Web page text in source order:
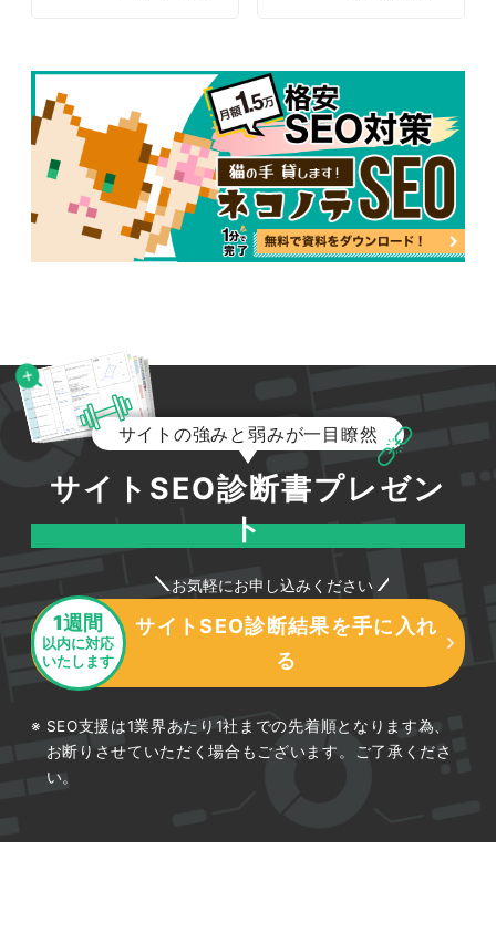
10月」
サイトの強みと弱みが一目瞭然
サイトSEO診断書プレゼン
ト
お気軽にお申し込みください
1週間
以内に対応
いたします
サイトSEO診断結果を手に入れ
る
SEO支援は1業界あたり1社までの先着順となります為、
お断りさせていただく場合もございます。ご了承くださ
い。